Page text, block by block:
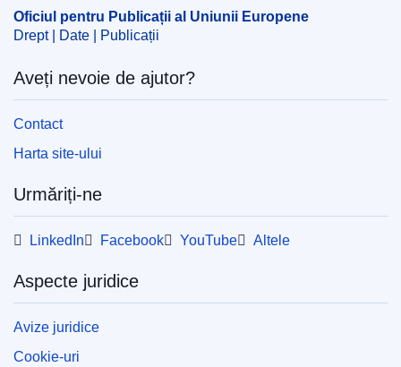
Oficiul pentru Publicații al Uniunii Europene
Drept | Date | Publicații
Aveți nevoie de ajutor?
Contact
Harta site-ului
Urmăriți-ne
LinkedIn Facebook YouTube Altele
Aspecte juridice
Avize juridice
Cookie-uri